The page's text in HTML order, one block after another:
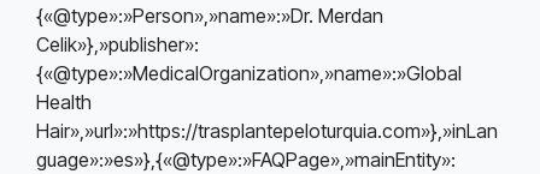
{«@type»:»Person»,»name»:»Dr. Merdan
Celik»},»publisher»:
{«@type»:»MedicalOrganization»,»name»:»Global
Health
Hair»,»url»:»https://trasplantepeloturquia.com»},»inLan
guage»:»es»},{«@type»:»FAQPage»,»mainEntity»: